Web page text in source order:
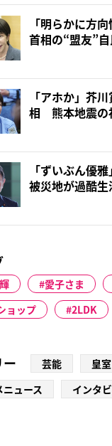
「明らかに方
首相の“盟友”
「アホか」芥
相 熊本地震の
「ずいぶん優
被災地が過酷
愛子さま
ョップ
2LDK
芸能 皇室
ュース
インタ